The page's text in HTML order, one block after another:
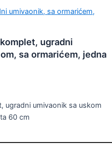
umivaonik, sa ormarićem,
ugradni
sa ormarićem, jedna
ugradni umivaonik sa uskom
60 cm